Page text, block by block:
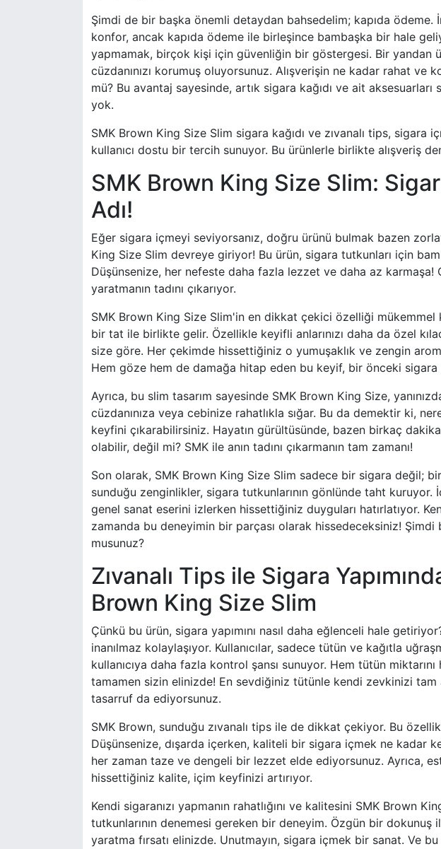
Şimdi de bir başka önemli detaydan bahsedelim; kapıda ödeme.
konfor, ancak kapıda ödeme ile birleşince bambaşka bir hale
yapmamak, birçok kişi için güvenliğin bir göstergesi. Bir yandan
cüzdanınızı korumuş oluyorsunuz. Alışverişin ne kadar rahat ve
mü? Bu avantaj sayesinde, artık sigara kağıdı ve ait
yok.
SMK Brown King Size Slim sigara kağıdı ve zıvanalı tips,
kullanıcı dostu bir tercih sunuyor. Bu ürünlerle birlikte alışveriş
SMK Brown King Size Slim:
Adı!
Eğer sigara içmeyi seviyorsanız, doğru ürünü bulmak bazen
King Size Slim devreye giriyor! Bu ürün, sigara tutkunları için
Düşünsenize, her nefeste daha fazla lezzet ve daha az
yaratmanın tadını çıkarıyor.
SMK Brown King Size Slim'in en dikkat çekici özelliği
bir tat ile birlikte gelir. Özellikle keyifli anlarınızı daha da özel
size göre. Her çekimde hissettiğiniz o yumuşaklık ve zengin
Hem göze hem de damağa hitap eden bu keyif, bir önceki
Ayrıca, bu slim tasarım sayesinde SMK Brown King Size,
cüzdanınıza veya cebinize rahatlıkla sığar. Bu da demektir ki,
keyfini çıkarabilirsiniz. Hayatın gürültüsünde, bazen birkaç
olabilir, değil mi? SMK ile anın tadını çıkarmanın tam zamanı!
Son olarak, SMK Brown King Size Slim sadece bir sigara değil;
sunduğu zenginlikler, sigara tutkunlarının gönlünde taht
genel sanat eserini izlerken hissettiğiniz duyguları hatırlatıyor.
zamanda bu deneyimin bir parçası olarak hissedeceksiniz! Şimdi
musunuz?
Zıvanalı Tips ile Sigara
Brown King Size Slim
Çünkü bu ürün, sigara yapımını nasıl daha eğlenceli hale
inanılmaz kolaylaşıyor. Kullanıcılar, sadece tütün ve kağıtla
kullanıcıya daha fazla kontrol şansı sunuyor. Hem tütün
tamamen sizin elinizde! En sevdiğiniz tütünle kendi zevkinizi tam
tasarruf da ediyorsunuz.
SMK Brown, sunduğu zıvanalı tips ile de dikkat çekiyor. Bu
Düşünsenize, dışarda içerken, kaliteli bir sigara içmek ne kadar
her zaman taze ve dengeli bir lezzet elde ediyorsunuz. Ayrıca,
hissettiğiniz kalite, içim keyfinizi artırıyor.
Kendi sigaranızı yapmanın rahatlığını ve kalitesini SMK Brown
tutkunlarının denemesi gereken bir deneyim. Özgün bir
yaratma fırsatı elinizde. Unutmayın, sigara içmek bir sanat. Ve